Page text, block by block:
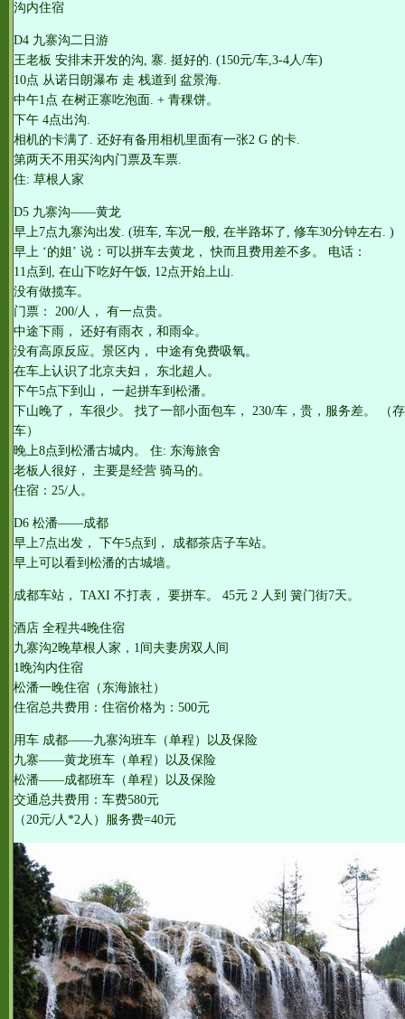
沟内住宿
D4 九寨沟二日游
王老板 安排末开发的沟, 寨. 挺好的. (150元/车,3-4人/车)
10点 从诺日朗瀑布 走 栈道到 盆景海.
中午1点 在树正寨吃泡面. + 青稞饼。
下午 4点出沟.
相机的卡满了. 还好有备用相机里面有一张2 G 的卡.
第两天不用买沟内门票及车票.
住: 草根人家
D5 九寨沟——黄龙
早上7点九寨沟出发. (班车, 车况一般, 在半路坏了, 修车30分钟左右. )
早上 ‘的姐’ 说：可以拼车去黄龙， 快而且费用差不多。 电话：
11点到, 在山下吃好午饭, 12点开始上山.
没有做揽车。
门票： 200/人， 有一点贵。
中途下雨， 还好有雨衣，和雨伞。
没有高原反应。景区内， 中途有免费吸氧。
在车上认识了北京夫妇， 东北超人。
下午5点下到山， 一起拼车到松潘。
下山晚了， 车很少。 找了一部小面包车， 230/车，贵，服务差。 （
车）
晚上8点到松潘古城内。 住: 东海旅舍
老板人很好， 主要是经营 骑马的。
住宿：25/人。
D6 松潘——成都
早上7点出发， 下午5点到， 成都茶店子车站。
早上可以看到松潘的古城墙。
成都车站， TAXI 不打表， 要拼车。 45元 2 人到 簧门街7天。
酒店 全程共4晚住宿
九寨沟2晚草根人家，1间夫妻房双人间
1晚沟内住宿
松潘一晚住宿（东海旅社）
住宿总共费用：住宿价格为：500元
用车 成都——九寨沟班车（单程）以及保险
九寨——黄龙班车（单程）以及保险
松潘——成都班车（单程）以及保险
交通总共费用：车费580元
（20元/人*2人）服务费=40元